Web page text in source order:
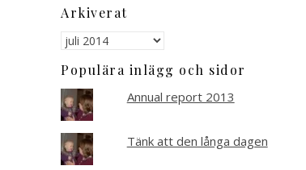
Arkiverat
Arkiverat
Populära inlägg och sidor
Annual report 2013
Tänk att den långa dagen